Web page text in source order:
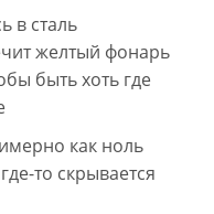
в сталь
желтый фонарь
быть хоть где
как ноль
то скрывается